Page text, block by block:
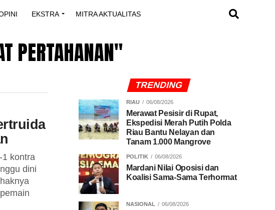
EKSTRA MITRA AKTUALITAS
PERTAHANAN"
kontra
dini
TRENDING
RIAU 06/08/2026
Merawat Pesisir di Rupat,
Ekspedisi Merah Putih Polda
Riau Bantu Nelayan dan
Tanam 1.000 Mangrove
POLITIK 06/08/2026
Mardani Nilai Oposisi dan
Koalisi Sama-Sama Terhormat
NASIONAL 06/08/2026